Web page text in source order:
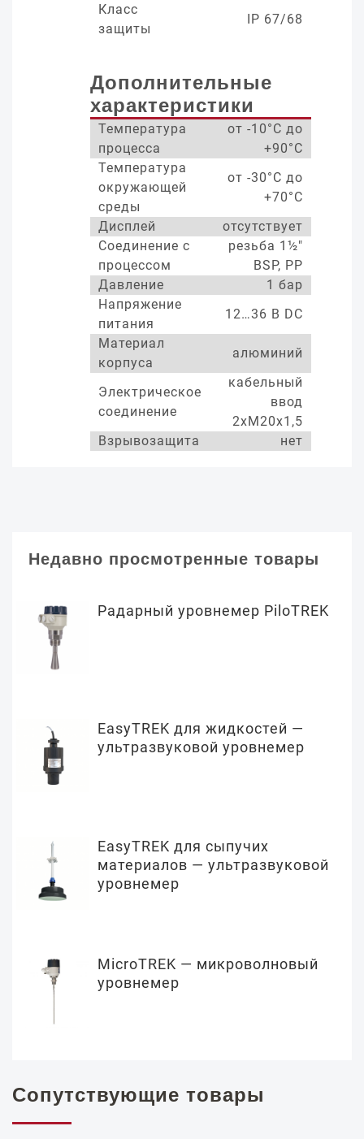
Класс
защиты
IP 67/68
Дополнительные
характеристики
Температура
процесса
от -10°С до
+90°С
Температура
окружающей
среды
от -30°С до
+70°С
Дисплей
отсутствует
Соединение с
процессом
резьба 1½"
BSP, PP
Давление
1 бар
Напряжение
питания
12…36 В DC
Материал
корпуса
алюминий
Электрическое
соединение
кабельный
ввод
2хМ20х1,5
Взрывозащита
нет
Недавно просмотренные товары
Радарный уровнемер PiloTREK
EasyTREK для жидкостей —
ультразвуковой уровнемер
EasyTREK для сыпучих
материалов — ультразвуковой
уровнемер
MicroTREK — микроволновый
уровнемер
Сопутствующие товары